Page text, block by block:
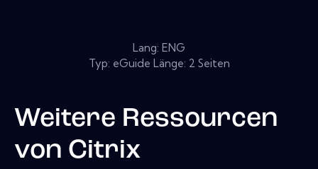
Lang: ENG
Typ: eGuide Länge: 2 Seiten
Weitere Ressourcen
von Citrix